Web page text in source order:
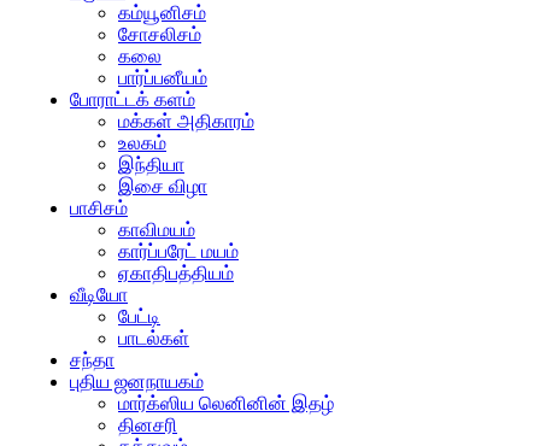
கம்யூனிசம்
சோசலிசம்
கலை
பார்ப்பனீயம்
போராட்டக் களம்
மக்கள் அதிகாரம்
உலகம்
இந்தியா
இசை விழா
பாசிசம்
காவிமயம்
கார்ப்பரேட் மயம்
ஏகாதிபத்தியம்
வீடியோ
பேட்டி
பாடல்கள்
சந்தா
புதிய ஜனநாயகம்
மார்க்ஸிய லெனினின் இதழ்
தினசரி